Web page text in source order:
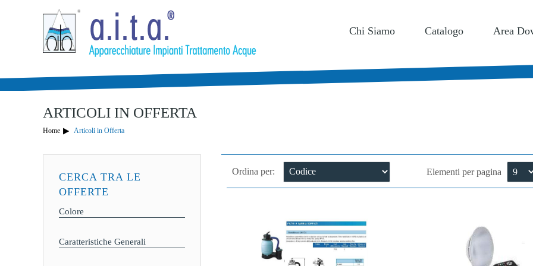
Totale:
0,00 €
Chi Siamo Catalogo Area
ARTICOLI IN OFFERTA
Home Articoli in Offerta
CERCA TRA LE
OFFERTE
Colore
Caratteristiche Generali
Elementi per pagina
Ordina per: